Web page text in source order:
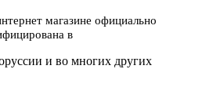
магазине официально
в
и во многих других